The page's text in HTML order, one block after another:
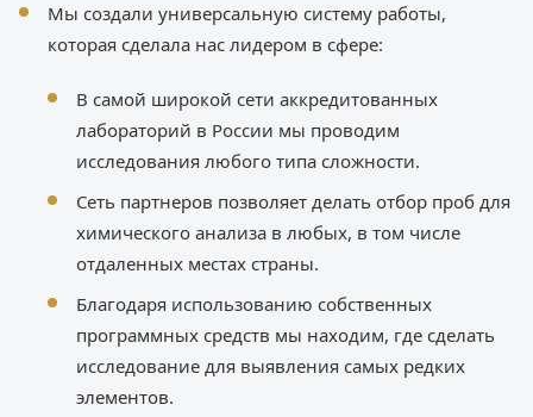
Мы создали универсальную систему работы,
которая сделала нас лидером в сфере:
В самой широкой сети аккредитованных
лабораторий в России мы проводим
исследования любого типа сложности.
Сеть партнеров позволяет делать отбор проб для
химического анализа в любых, в том числе
отдаленных местах страны.
Благодаря использованию собственных
программных средств мы находим, где сделать
исследование для выявления самых редких
элементов.